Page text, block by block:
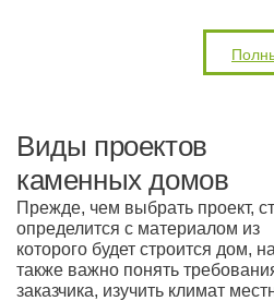
Виды проектов
каменных домов
Прежде, чем выбрать проект,
определится с материалом из
которого будет строится дом,
также важно понять
заказчика, изучить климат